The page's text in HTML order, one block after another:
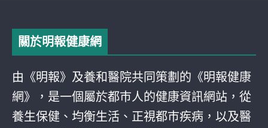
關於明報健康網
由《明報》及養和醫院共同策劃的《明報健康
網》，是一個屬於都巿人的健康資訊網站，從
養生保健、均衡生活、正視都巿疾病，以及醫